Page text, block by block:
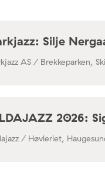
Silje
AS / Brekkeparken,
2026:
/ Høvleriet,